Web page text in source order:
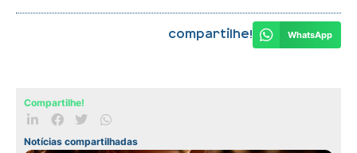
Compartilhe! WhatsApp
Compartilhe!
Notícias compartilhadas